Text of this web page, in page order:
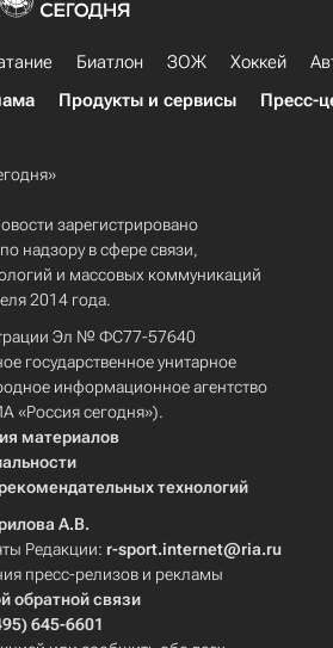
Биатлон ЗОЖ Хоккей
Продукты и сервисы Пресс-
зарегистрировано
надзору в сфере связи,
и массовых коммуникаций
2014 года.
Эл № ФС77-57640
государственное унитарное
информационное агентство
«Россия сегодня»).
материалов
технологий
А.В.
Редакции: r-sport.internet@ria.ru
пресс-релизов и рекламы
обратной связи
645-6601